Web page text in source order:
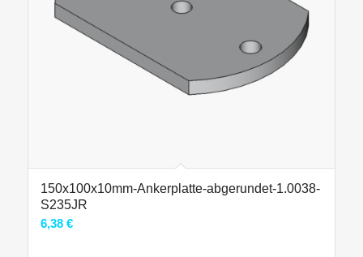
150x100x10mm-Ankerplatte-abgerundet-1.0038-
S235JR
6,38 €